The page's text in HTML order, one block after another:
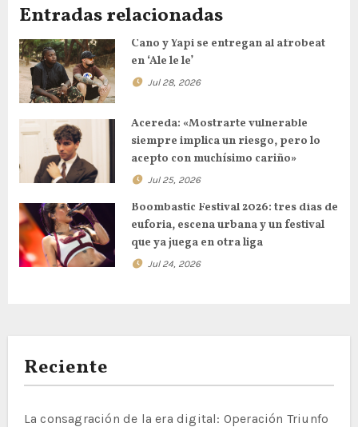
Entradas relacionadas
Cano y Yapi se entregan al afrobeat
en ‘Ale le le’
Jul 28, 2026
Acereda: «Mostrarte vulnerable
siempre implica un riesgo, pero lo
acepto con muchísimo cariño»
Jul 25, 2026
Boombastic Festival 2026: tres días de
euforia, escena urbana y un festival
que ya juega en otra liga
Jul 24, 2026
Reciente
La consagración de la era digital: Operación Triunfo